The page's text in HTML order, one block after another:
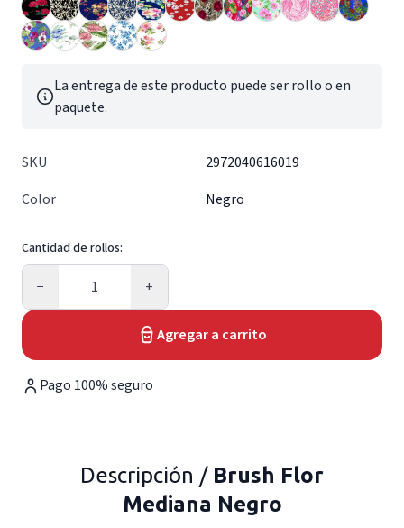
La entrega de este producto puede ser rollo o en
paquete.
SKU
2972040616019
Color
Negro
Cantidad de rollos:
−
Cantidad
+
Agregar a carrito
Pago 100% seguro
Descripción / Brush Flor
Mediana Negro